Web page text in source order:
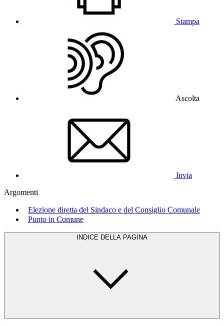
Stampa
Ascolta
Invia
Argomenti
Elezione diretta del Sindaco e del Consiglio Comunale
Punto in Comune
INDICE DELLA PAGINA